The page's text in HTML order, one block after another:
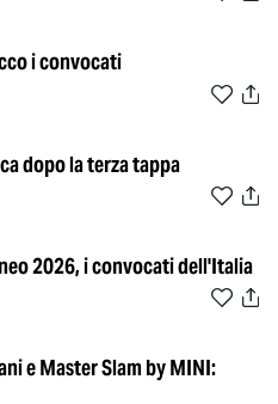
i convocati
dopo la terza tappa
2026, i convocati dell'Italia
e Master Slam by MINI: